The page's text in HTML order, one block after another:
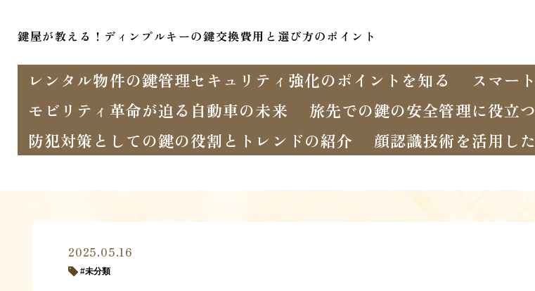
鍵屋が教える！ディンプルキーの鍵交換費用と選び方のポイント
レンタル物件の鍵管理セキュリティ強化のポイントを知る
スマー
モビリティ革命が迫る自動車の未来
旅先での鍵の安全管理に役立
防犯対策としての鍵の役割とトレンドの紹介
顔認識技術を活用し
2025.05.16
未分類